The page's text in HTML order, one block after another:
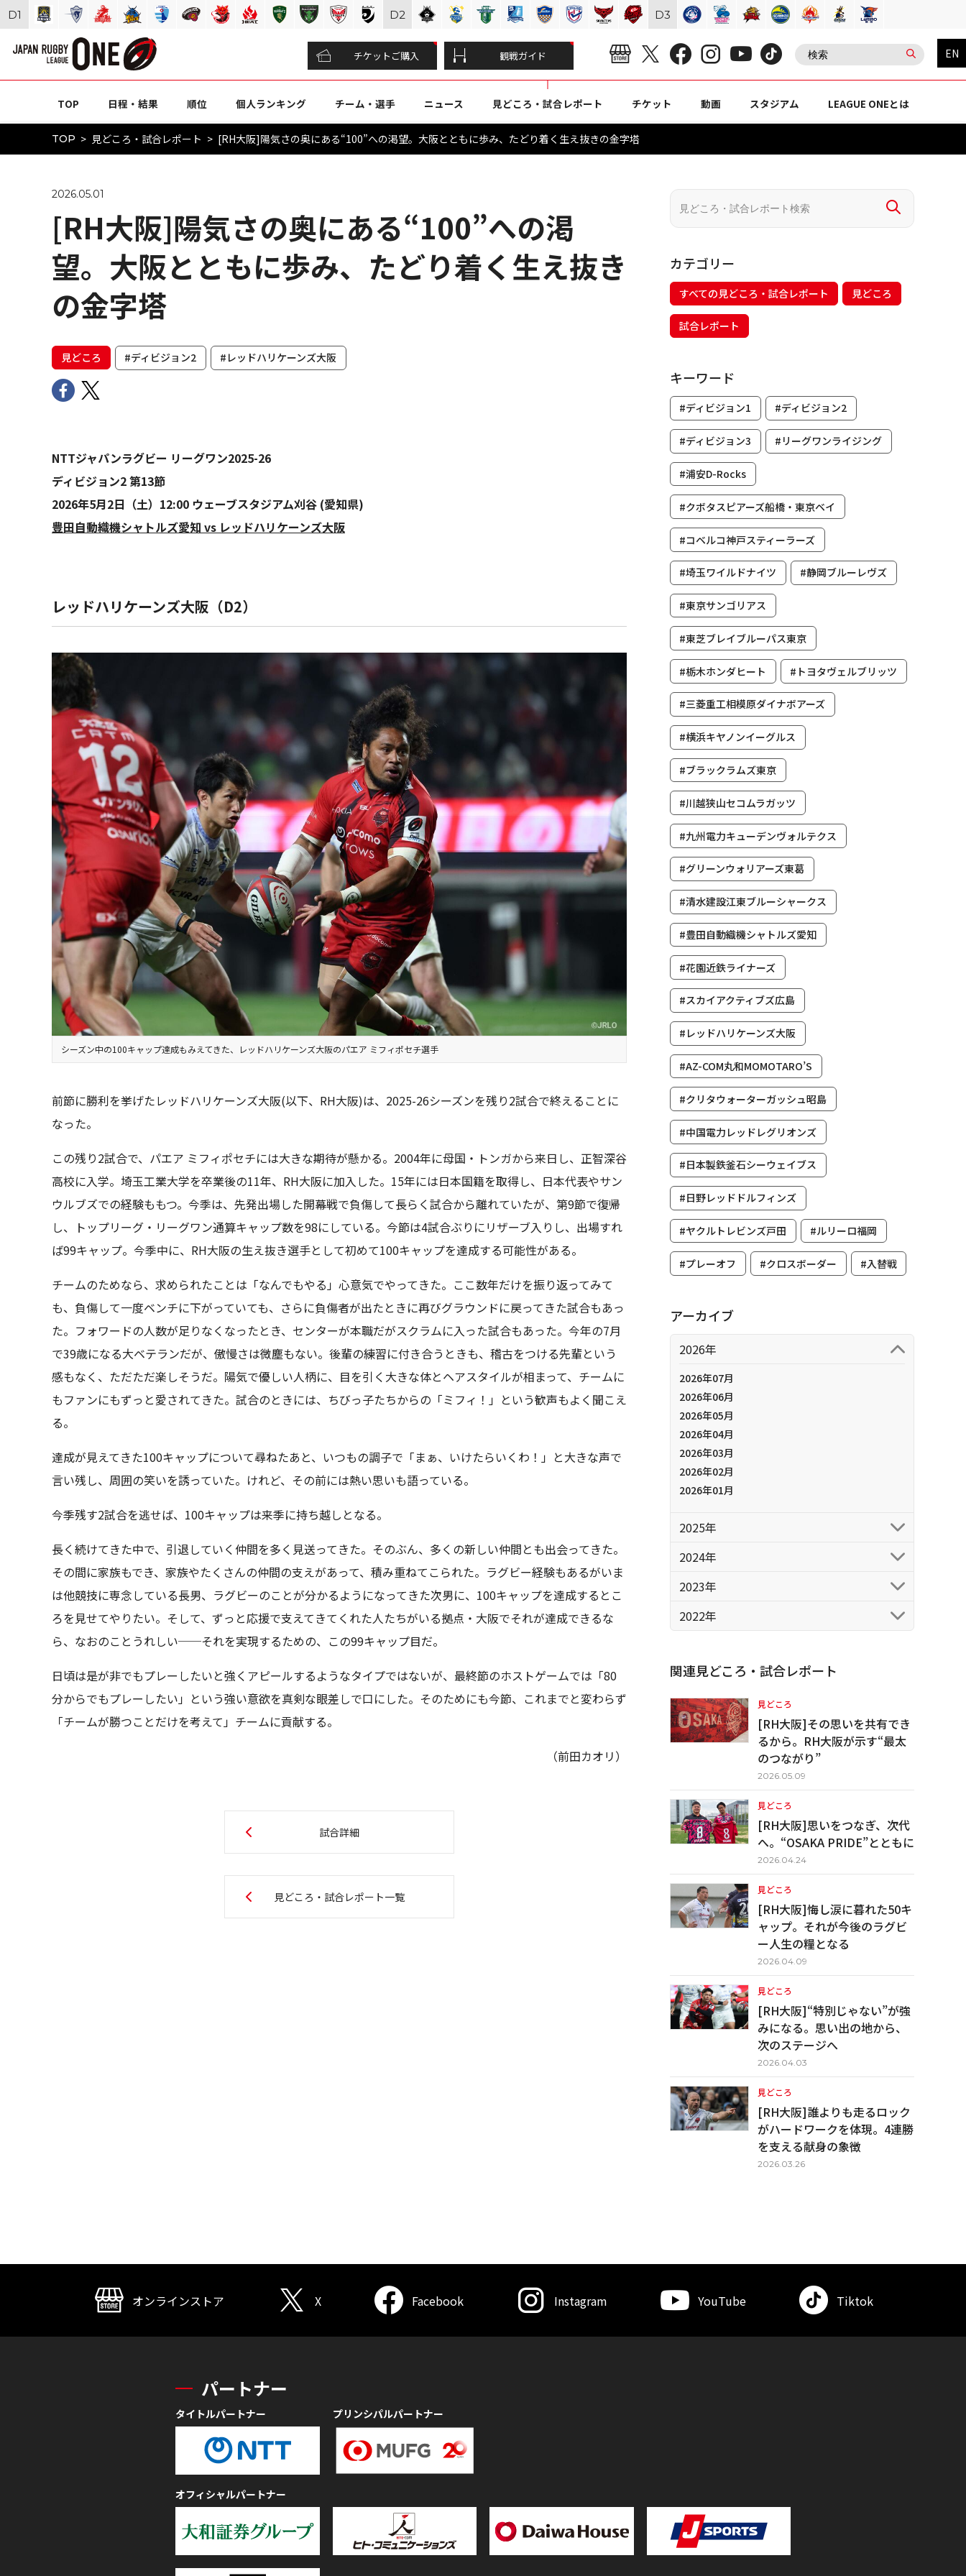
チケットご購入 観戦ガイド EN
TOP 日程・結果 順位 個人ランキング チーム・選手 ニュース 見どころ・試合レポート チケット 動画 スタジアム LEAGUE ONEとは
TOP 見どころ・試合レポート [RH大阪]陽気さの奥にある“100”への渇望。大阪とともに歩み、たどり着く生え抜きの金字塔
2026.05.01
[RH大阪]陽気さの奥にある“100”への渇
望。大阪とともに歩み、たどり着く生え抜き
の金字塔
見どころ #ディビジョン2 #レッドハリケーンズ大阪
NTTジャパンラグビー リーグワン2025-26
ディビジョン2 第13節
2026年5月2日（土）12:00 ウェーブスタジアム刈谷 (愛知県)
豊田自動織機シャトルズ愛知 vs レッドハリケーンズ大阪
レッドハリケーンズ大阪（D2）
シーズン中の100キャップ達成もみえてきた、レッドハリケーンズ大阪のパエア ミフィポセチ選手
前節に勝利を挙げたレッドハリケーンズ大阪(以下、RH大阪)は、2025-26シーズンを残り2試合で終えることに
なった。
この残り2試合で、パエア ミフィポセチには大きな期待が懸かる。2004年に母国・トンガから来日し、正智深谷
高校に入学。埼玉工業大学を卒業後の11年、RH大阪に加入した。15年には日本国籍を取得し、日本代表やサン
ウルブズでの経験ももつ。今季は、先発出場した開幕戦で負傷して長らく試合から離れていたが、第9節で復帰
し、トップリーグ・リーグワン通算キャップ数を98にしている。今節は4試合ぶりにリザーブ入りし、出場すれ
ば99キャップ。今季中に、RH大阪の生え抜き選手として初めて100キャップを達成する可能性がある。
チームのためなら、求められたことは「なんでもやる」心意気でやってきた。ここ数年だけを振り返ってみて
も、負傷して一度ベンチに下がっていても、さらに負傷者が出たときに再びグラウンドに戻ってきた試合もあっ
た。フォワードの人数が足りなくなったとき、センターが本職だがスクラムに入った試合もあった。今年の7月
で39歳になる大ベテランだが、傲慢さは微塵もない。後輩の練習に付き合うときも、稽古をつける先輩という
感もなく、ただただ楽しそうだ。陽気で優しい人柄に、目を引く大きな体とヘアスタイルが相まって、チームに
もファンにもずっと愛されてきた。試合のときには、ちびっ子たちからの「ミフィ！」という歓声もよく聞こえ
る。
達成が見えてきた100キャップについて尋ねたあと、いつもの調子で「まぁ、いけたらいくわ！」と大きな声で
言い残し、周囲の笑いを誘っていた。けれど、その前には熱い思いも語っている。
今季残す2試合を逃せば、100キャップは来季に持ち越しとなる。
長く続けてきた中で、引退していく仲間を多く見送ってきた。そのぶん、多くの新しい仲間とも出会ってきた。
その間に家族もでき、家族やたくさんの仲間の支えがあって、積み重ねてこられた。ラグビー経験もあるがいま
は他競技に専念している長男、ラグビーのことが分かるようになってきた次男に、100キャップを達成するとこ
ろを見せてやりたい。そして、ずっと応援で支えてきてくれた人たちがいる拠点・大阪でそれが達成できるな
ら、なおのことうれしい──それを実現するための、この99キャップ目だ。
日頃は是が非でもプレーしたいと強くアピールするようなタイプではないが、最終節のホストゲームでは「80
分からでもプレーしたい」という強い意欲を真剣な眼差しで口にした。そのためにも今節、これまでと変わらず
「チームが勝つことだけを考えて」チームに貢献する。
（前田カオリ）
試合詳細
見どころ・試合レポート一覧
カテゴリー
すべての見どころ・試合レポート 見どころ
試合レポート
キーワード
#ディビジョン1 #ディビジョン2
#ディビジョン3 #リーグワンライジング
#浦安D-Rocks
#クボタスピアーズ船橋・東京ベイ
#コベルコ神戸スティーラーズ
#埼玉ワイルドナイツ #静岡ブルーレヴズ
#東京サンゴリアス
#東芝ブレイブルーパス東京
#栃木ホンダヒート #トヨタヴェルブリッツ
#三菱重工相模原ダイナボアーズ
#横浜キヤノンイーグルス
#ブラックラムズ東京
#川越狭山セコムラガッツ
#九州電力キューデンヴォルテクス
#グリーンウォリアーズ東葛
#清水建設江東ブルーシャークス
#豊田自動織機シャトルズ愛知
#花園近鉄ライナーズ
#スカイアクティブズ広島
#レッドハリケーンズ大阪
#AZ-COM丸和MOMOTARO’S
#クリタウォーターガッシュ昭島
#中国電力レッドレグリオンズ
#日本製鉄釜石シーウェイブス
#日野レッドドルフィンズ
#ヤクルトレビンズ戸田 #ルリーロ福岡
#プレーオフ #クロスボーダー #入替戦
アーカイブ
2026年
2026年07月
2026年06月
2026年05月
2026年04月
2026年03月
2026年02月
2026年01月
2025年
2024年
2023年
2022年
関連見どころ・試合レポート
見どころ
[RH大阪]その思いを共有でき
るから。RH大阪が示す“最太
のつながり”
2026.05.09
見どころ
[RH大阪]思いをつなぎ、次代
へ。“OSAKA PRIDE”とともに
2026.04.24
見どころ
[RH大阪]悔し涙に暮れた50キ
ャップ。それが今後のラグビ
ー人生の糧となる
2026.04.09
見どころ
[RH大阪]“特別じゃない”が強
みになる。思い出の地から、
次のステージへ
2026.04.03
見どころ
[RH大阪]誰よりも走るロック
がハードワークを体現。4連勝
を支える献身の象徴
2026.03.26
D1 D2 D3
オンラインストア X Facebook Instagram YouTube Tiktok
パートナー
タイトルパートナー プリンシパルパートナー
オフィシャルパートナー